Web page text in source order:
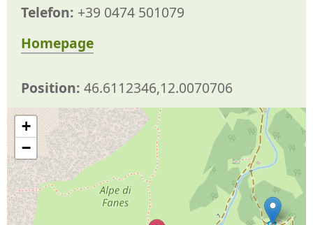
Telefon: +39 0474 501079
Homepage
Position: 46.6112346,12.0070706
+
−